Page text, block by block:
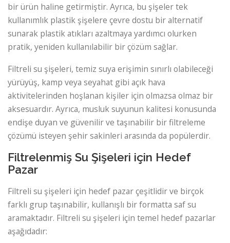
bir ürün haline getirmiştir. Ayrıca, bu şişeler tek
kullanımlık plastik şişelere çevre dostu bir alternatif
sunarak plastik atıkları azaltmaya yardımcı olurken
pratik, yeniden kullanılabilir bir çözüm sağlar.
Filtreli su şişeleri, temiz suya erişimin sınırlı olabileceği
yürüyüş, kamp veya seyahat gibi açık hava
aktivitelerinden hoşlanan kişiler için olmazsa olmaz bir
aksesuardır. Ayrıca, musluk suyunun kalitesi konusunda
endişe duyan ve güvenilir ve taşınabilir bir filtreleme
çözümü isteyen şehir sakinleri arasında da popülerdir.
Filtrelenmiş Su Şişeleri için Hedef
Pazar
Filtreli su şişeleri için hedef pazar çeşitlidir ve birçok
farklı grup taşınabilir, kullanışlı bir formatta saf su
aramaktadır. Filtreli su şişeleri için temel hedef pazarlar
aşağıdadır: